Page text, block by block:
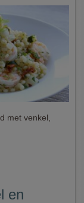
met venkel,
en